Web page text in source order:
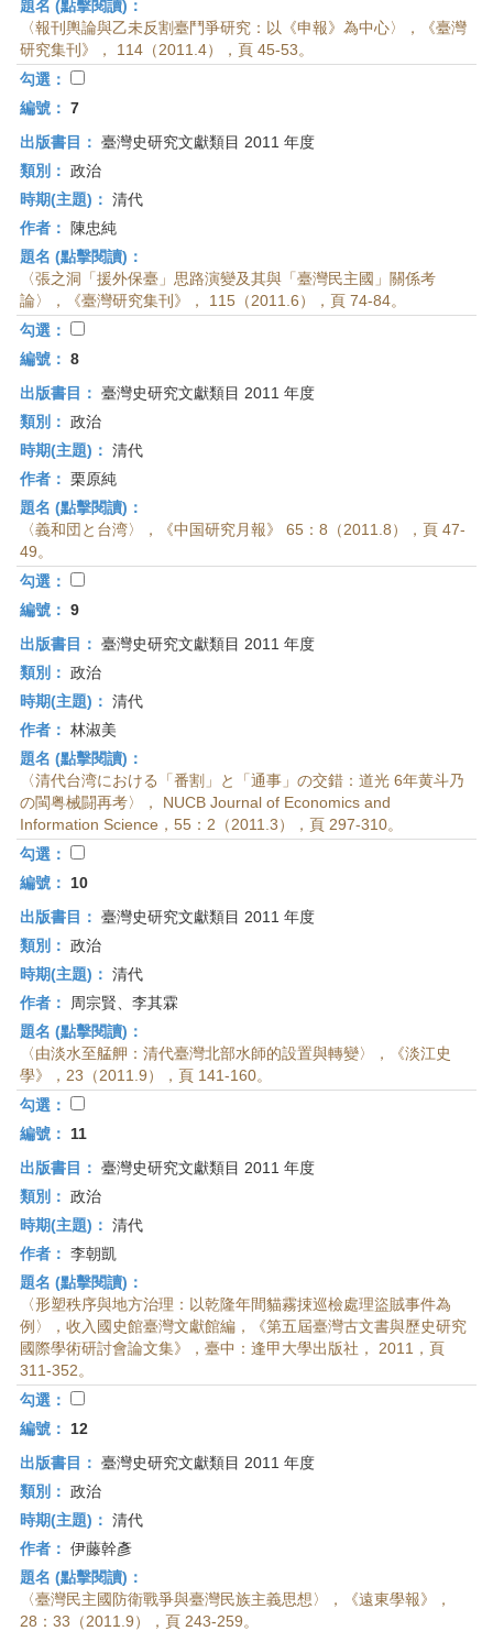
題名 (點擊閱讀)：
〈報刊輿論與乙未反割臺鬥爭研究：以《申報》為中心〉，《臺灣
研究集刊》， 114（2011.4），頁 45-53。
勾選：
編號： 7
出版書目： 臺灣史研究文獻類目 2011 年度
類別： 政治
時期(主題)： 清代
作者：
陳忠純
題名 (點擊閱讀)：
〈張之洞「援外保臺」思路演變及其與「臺灣民主國」關係考
論〉，《臺灣研究集刊》， 115（2011.6），頁 74-84。
勾選：
編號： 8
出版書目： 臺灣史研究文獻類目 2011 年度
類別： 政治
時期(主題)： 清代
作者： 栗原純
題名 (點擊閱讀)：
〈義和団と台湾〉，《中国研究月報》 65：8（2011.8），頁 47-
49。
勾選：
編號： 9
出版書目： 臺灣史研究文獻類目 2011 年度
類別： 政治
時期(主題)： 清代
作者： 林淑美
題名 (點擊閱讀)：
〈清代台湾における「番割」と「通事」の交錯：道光 6年黄斗乃
の閩粤械闘再考〉， NUCB Journal of Economics and
Information Science，55：2（2011.3），頁 297-310。
勾選：
編號：
10
出版書目： 臺灣史研究文獻類目 2011 年度
類別： 政治
時期(主題)： 清代
作者：
周宗賢、李其霖
題名 (點擊閱讀)：
〈由淡水至艋舺：清代臺灣北部水師的設置與轉變〉，《淡江史
學》，23（2011.9），頁 141-160。
勾選：
編號：
11
出版書目： 臺灣史研究文獻類目 2011 年度
類別： 政治
時期(主題)： 清代
作者： 李朝凱
題名 (點擊閱讀)：
〈形塑秩序與地方治理：以乾隆年間貓霧捒巡檢處理盜賊事件為
例〉，收入國史館臺灣文獻館編，《第五屆臺灣古文書與歷史研究
國際學術研討會論文集》，臺中：逢甲大學出版社， 2011，頁
311-352。
勾選：
編號：
12
出版書目： 臺灣史研究文獻類目 2011 年度
類別： 政治
時期(主題)： 清代
作者： 伊藤幹彥
題名 (點擊閱讀)：
〈臺灣民主國防衛戰爭與臺灣民族主義思想〉，《遠東學報》，
28：33（2011.9），頁 243-259。